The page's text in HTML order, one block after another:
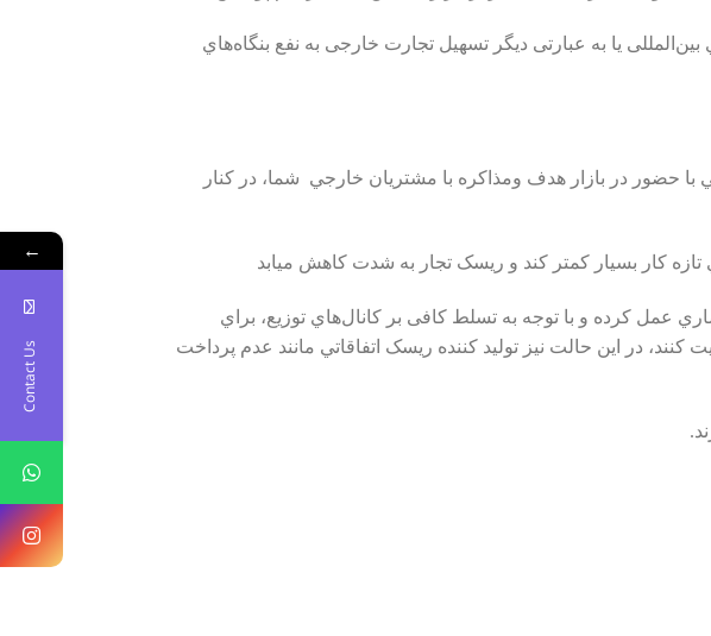
يا ﺑﻪ ﻋﺒﺎرﺗﯽ ديگر ﺗﺴﻬﯿﻞ ﺗﺠﺎرت ﺧﺎرﺟﯽ ﺑﻪ نفع ﺑﻨﮕﺎه‌هاي
با حضور در ﺑﺎزار ﻫﺪف ومذاکره با مشتريان خارجي شما، در کنار
کار بسيار کمتر کند و ريسک تجار به شدت کاهش ميابد
ﻋﻤﻞ کرده و با توجه به ﺗﺴﻠﻂ ﮐﺎﻓﯽ ﺑﺮ ﮐﺎﻧﺎل‌هاي ﺗﻮزﯾﻊ، ﺑﺮاي
در اﯾﻦ ﺣﺎﻟﺖ ﻧﯿﺰ ﺗﻮﻟﯿﺪ ﮐﻨﻨﺪه رﯾﺴﮏ اتفاقاتي مانند ﻋﺪم ﭘﺮداﺧﺖ
←
Contact Us